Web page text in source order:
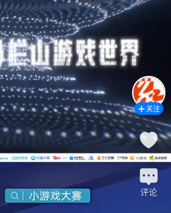
关注
评论